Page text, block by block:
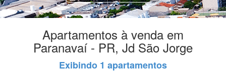
Apartamentos à venda em
Paranavaí - PR, Jd São Jorge
Exibindo 1 apartamentos